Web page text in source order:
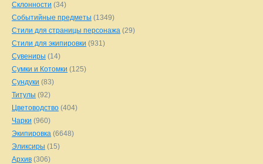
Склонности (34)
Событийные предметы (1349)
Стили для страницы персонажа (29)
Стили для экипировки (931)
Сувениры (14)
Сумки и Котомки (125)
Сундуки (83)
Титулы (92)
Цветоводство (404)
Чарки (960)
Экипировка (6648)
Эликсиры (15)
Архив (306)